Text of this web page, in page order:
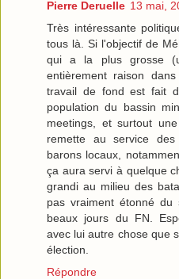
Pierre Deruelle 13 mai,
Très intéressante
tous là. Si l'objectif de
qui a la plus grosse
entièrement raison
travail de fond est fait
population du bassin
meetings, et surtout
remette au service
barons locaux,
ça aura servi à quelque
grandi au milieu des
pas vraiment étonné du
beaux jours du FN.
avec lui autre chose que
élection.
Répondre